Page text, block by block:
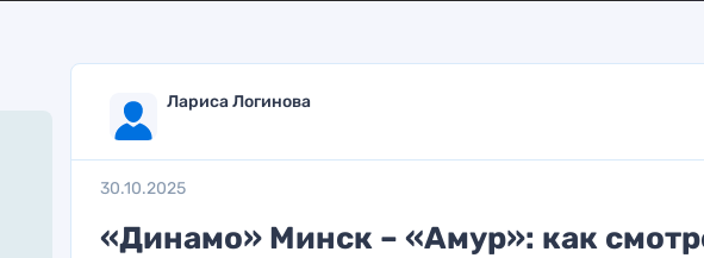
Лариса Логинова
30.10.2025
«Динамо» Минск – «Амур»: как